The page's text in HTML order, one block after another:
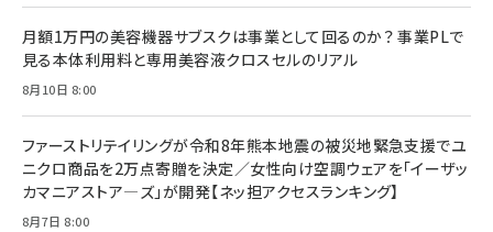
る時代の成長戦略
￥2,420
￥2,200
ママ投資家が育休中に１億貯めた株式投資
￥1,870
組織の成果を最大化する ルールのデザイン
￥1,980
Amazonランキングをもっと見る
月額1万円の美容機器サブスクは事業として回るのか？ 事業PLで
見る本体利用料と専用美容液クロスセルのリアル
8月10日 8:00
ファーストリテイリングが令和8年熊本地震の被災地緊急支援でユ
ニクロ商品を2万点寄贈を決定／女性向け空調ウェアを「イーザッ
カマニアストア―ズ」が開発【ネッ担アクセスランキング】
8月7日 8:00